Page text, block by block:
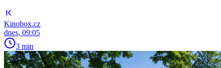
Kinobox.cz
dnes, 09:05
3 min